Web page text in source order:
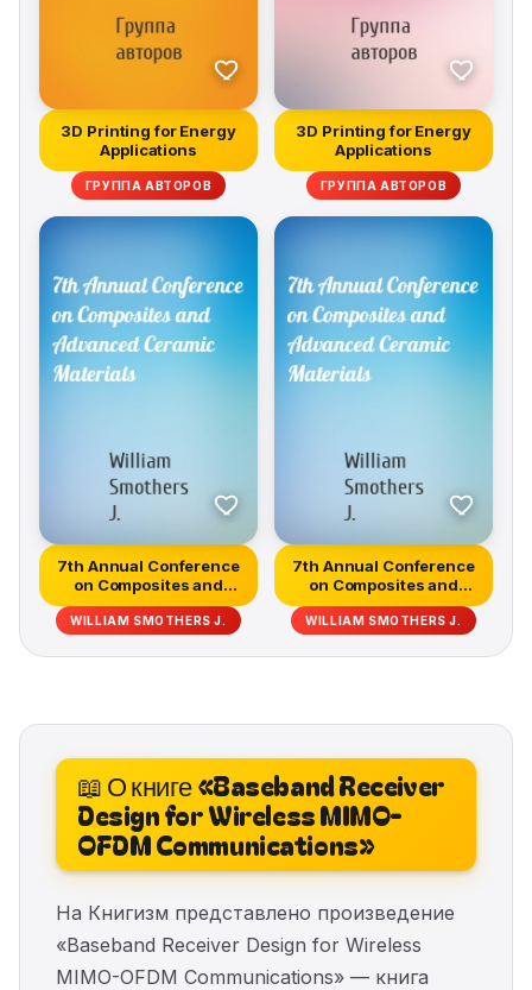
3D Printing for Energy
Applications
ГРУППА АВТОРОВ
3D Printing for Energy
Applications
ГРУППА АВТОРОВ
7th Annual Conference
on Composites and
Advanced C...
WILLIAM SMOTHERS J.
7th Annual Conference
on Composites and
Advanced C...
WILLIAM SMOTHERS J.
📖 О книге «Baseband Receiver
Design for Wireless MIMO-
OFDM Communications»
На Книгизм представлено произведение
«Baseband Receiver Design for Wireless
MIMO-OFDM Communications» — книга